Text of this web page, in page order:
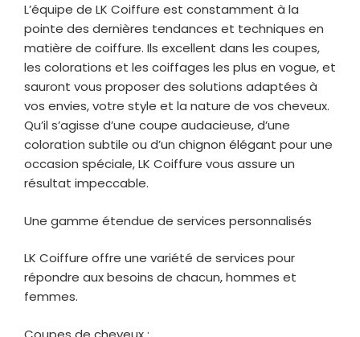
L’équipe de LK Coiffure est constamment à la
pointe des dernières tendances et techniques en
matière de coiffure. Ils excellent dans les coupes,
les colorations et les coiffages les plus en vogue, et
sauront vous proposer des solutions adaptées à
vos envies, votre style et la nature de vos cheveux.
Qu’il s’agisse d’une coupe audacieuse, d’une
coloration subtile ou d’un chignon élégant pour une
occasion spéciale, LK Coiffure vous assure un
résultat impeccable.
Une gamme étendue de services personnalisés
LK Coiffure offre une variété de services pour
répondre aux besoins de chacun, hommes et
femmes.